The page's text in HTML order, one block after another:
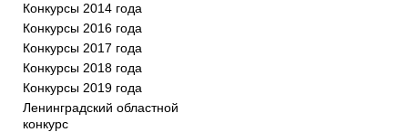
Конкурсы 2014 года
Конкурсы 2016 года
Конкурсы 2017 года
Конкурсы 2018 года
Конкурсы 2019 года
Ленинградский областной
конкурс